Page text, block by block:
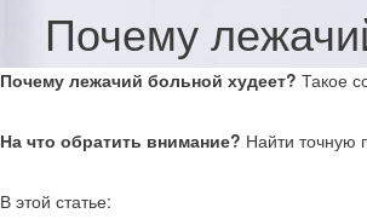
Почему
Почему лежачий больной худеет? Такое
На что обратить внимание? Найти точную
В этой статье: